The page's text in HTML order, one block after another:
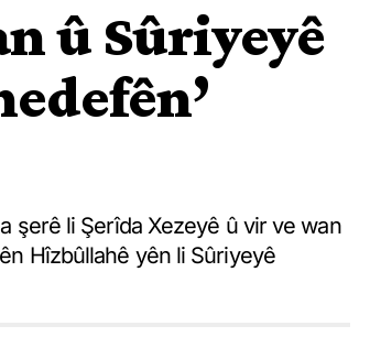
û Sûriyeyê
şerê li Şerîda Xezeyê û vir ve wan
Hîzbûllahê yên li Sûriyeyê